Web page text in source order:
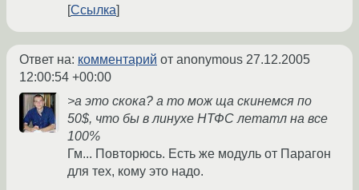
Ссылка
Ответ на: комментарий от anonymous 27.12.2005
12:00:54 +00:00
>а это скока? а то мож ща скинемся по
50$, что бы в линухе НТФС летатл на все
100%
Гм... Повторюсь. Есть же модуль от Парагон
для тех, кому это надо.